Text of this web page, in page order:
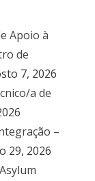
Apoio à
de
7, 2026
a de
–
29, 2026